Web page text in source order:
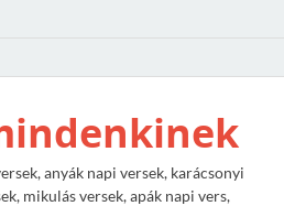
anyák napi versek, karácsonyi
mikulás versek, apák napi vers,